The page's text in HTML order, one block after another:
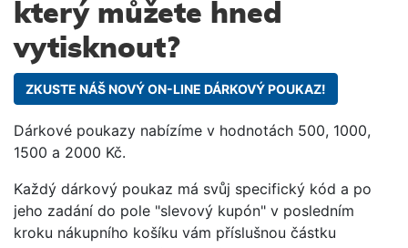
který můžete hned
vytisknout?
ZKUSTE NÁŠ NOVÝ ON-LINE DÁRKOVÝ POUKAZ!
Dárkové poukazy nabízíme v hodnotách 500, 1000,
1500 a 2000 Kč.
Každý dárkový poukaz má svůj specifický kód a po
jeho zadání do pole "slevový kupón" v posledním
kroku nákupního košíku vám příslušnou částku